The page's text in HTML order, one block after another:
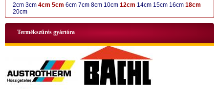
2cm 3cm 4cm 5cm 6cm 7cm 8cm 10cm 12cm 14cm 15cm 16cm 18cm
20cm
Termékszűrés gyártóra